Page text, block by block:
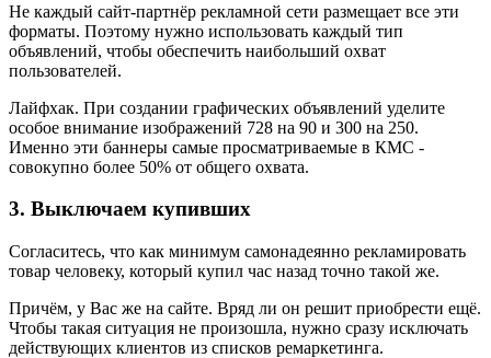
Не каждый сайт-партнёр рекламной сети размещает все эти
форматы. Поэтому нужно использовать каждый тип
объявлений, чтобы обеспечить наибольший охват
пользователей.
Лайфхак. При создании графических объявлений уделите
особое внимание изображений 728 на 90 и 300 на 250.
Именно эти баннеры самые просматриваемые в КМС -
совокупно более 50% от общего охвата.
3. Выключаем купивших
Согласитесь, что как минимум самонадеянно рекламировать
товар человеку, который купил час назад точно такой же.
Причём, у Вас же на сайте. Вряд ли он решит приобрести ещё.
Чтобы такая ситуация не произошла, нужно сразу исключать
действующих клиентов из списков ремаркетинга.